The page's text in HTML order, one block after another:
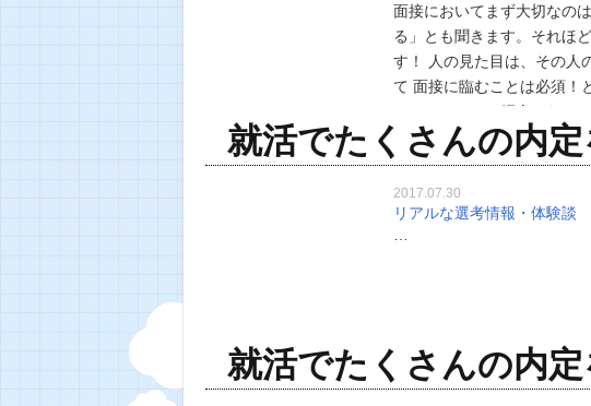
面接においてまず大切なの
る」とも聞きます。それほ
す！ 人の見た目は、その人
て 面接に臨むことは必須！
ツ」についてご紹介したい
う。）と思っているのは
就活でたくさんの内
2017.07.30
リアルな選考情報・体験談
就活でたくさんの内